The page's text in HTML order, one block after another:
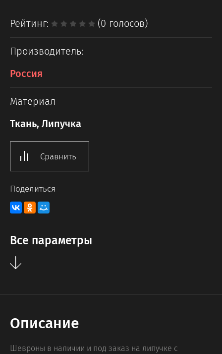
Рейтинг: (0 голосов)
Производитель:
Россия
Материал
Ткань, Липучка
Сравнить
Поделиться
Все параметры
Описание
Шевроны в наличии и под заказ на липучке с